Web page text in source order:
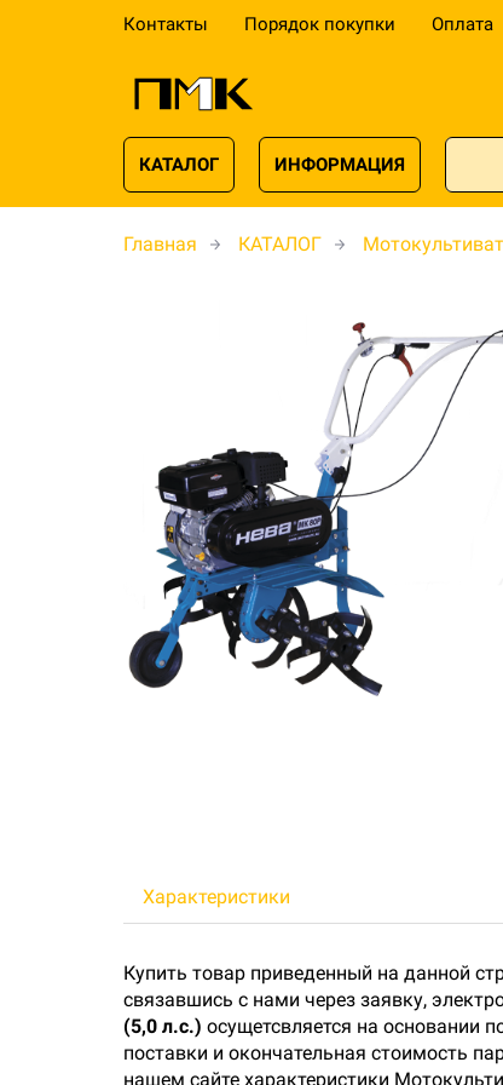
Контакты Порядок покупки Оплата
КАТАЛОГ ИНФОРМАЦИЯ
Главная КАТАЛОГ
Характеристики
Купить товар приведенный на данной
связавшись с нами через заявку,
(5,0 л.с.) осущетсвляется на основании
поставки и окончательная стоимость
нашем сайте характеристики